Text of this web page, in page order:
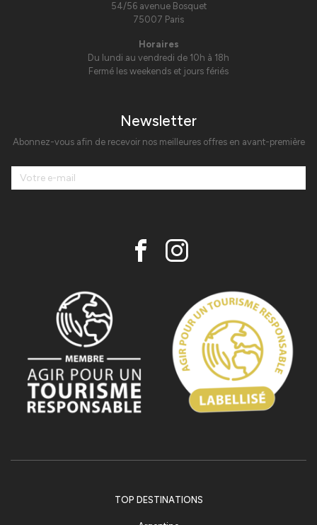
54/56 avenue Bosquet
75007 Paris
Horaires
Du lundi au vendredi de 10h à 18h
Fermé les weekends et jours fériés
Newsletter
Abonnez-vous afin de recevoir nos meilleures offres en avant-première
TOP DESTINATIONS